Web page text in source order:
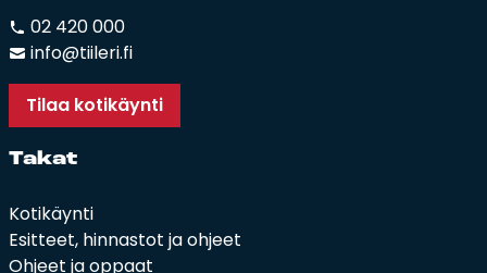
02 420 000
info@tiileri.fi
Tilaa kotikäynti
Ta­kat
Kotikäynti
Esitteet, hinnastot ja ohjeet
Ohjeet ja oppaat